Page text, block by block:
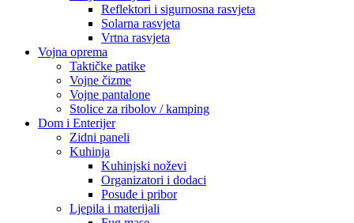
Reflektori i sigurnosna rasvjeta
Solarna rasvjeta
Vrtna rasvjeta
Vojna oprema
Taktičke patike
Vojne čizme
Vojne pantalone
Stolice za ribolov / kamping
Dom i Enterijer
Zidni paneli
Kuhinja
Kuhinjski noževi
Organizatori i dodaci
Posuđe i pribor
Ljepila i materijali